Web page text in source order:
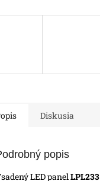
Diskusia
popis
LED panel LPL233